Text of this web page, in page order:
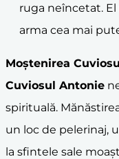
ruga neîncetat. El
arma cea mai
Moștenirea
Cuviosul Antonie
spirituală.
un loc de pelerinaj,
la sfintele sale